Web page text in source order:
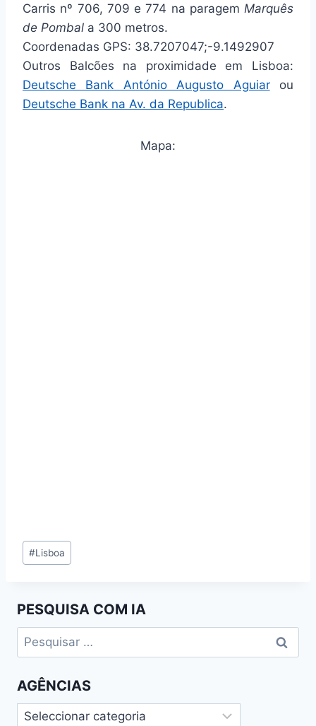
Carris nº 706, 709 e 774 na paragem Marquês
de Pombal a 300 metros.
Coordenadas GPS: 38.7207047;-9.1492907
Outros Balcões na proximidade em Lisboa:
Deutsche Bank António Augusto Aguiarou
Deutsche Bank na Av. da Republica.
Mapa:
Tags
de
#Lisboa
PESQUISA COM IA
Pesquisar
por:
AGÊNCIAS
Agências